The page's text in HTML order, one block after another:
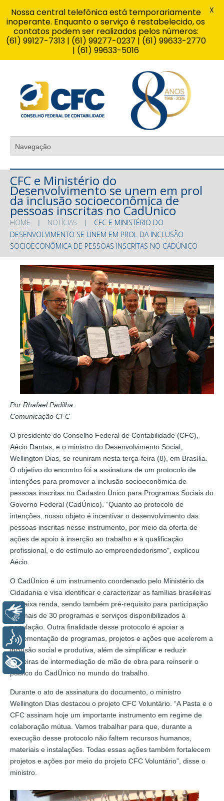
CFC e Ministério do
Desenvolvimento se unem em prol
da inclusão socioeconômica de
pessoas inscritas no CadÚnico
HOME NOTÍCIAS
CFC E MINISTÉRIO DO
DESENVOLVIMENTO SE UNEM EM PROL DA INCLUSÃO
SOCIOECONÔMICA DE PESSOAS INSCRITAS NO CADÚNICO
Por Rhafael Padilha
Comunicação CFC
O presidente do Conselho Federal de Contabilidade (CFC),
Aécio Dantas, e o ministro do Desenvolvimento Social,
Wellington Dias, se reuniram nesta terça-feira (8), em Brasília.
O objetivo do encontro foi a assinatura de um protocolo de
intenções para promover a inclusão socioeconômica de
pessoas inscritas no Cadastro Único para Programas Sociais do
Governo Federal (CadÚnico). “Quanto ao protocolo de
intenções, nosso objeto é incentivar o desenvolvimento das
pessoas inscritas nesse instrumento, por meio da oferta de
ações de apoio à inserção ao trabalho e à qualificação
profissional, e de estímulo ao empreendedorismo", explicou
Aécio.
O CadÚnico é um instrumento coordenado pelo Ministério da
Cidadania e visa identificar e caracterizar as famílias brasileiras
de baixa renda, sendo também pré-requisito para participação
em mais de 30 programas e serviços disponibilizados à
população. Outra finalidade desse protocolo é apoiar a
implementação de programas, projetos e ações que acelerem a
inclusão social e produtiva, além de simplificar e reduzir
barreiras de intermediação de mão de obra para reinserir o
público do CadÚnico no mundo do trabalho.
Durante o ato de assinatura do documento, o ministro
Wellington Dias destacou o projeto CFC Voluntário. “A Pasta e o
CFC assinam hoje um importante instrumento em regime de
colaboração mútua. Vamos trabalhar para que, durante a
execução desse protocolo não faltem recursos humanos,
materiais e instalações. Todas essas ações também fortalecem
projetos e ações por meio do projeto CFC Voluntário”, disse o
ministro.
Nossa central telefônica está temporariamente
inoperante. Enquanto o serviço é restabelecido, os
contatos podem ser realizados pelos números:
(61) 99127-7313 | (61) 99277-0237 | (61) 99633-2770
| (61) 99633-5016
X
Libras
Voz
+ Acessibilidade